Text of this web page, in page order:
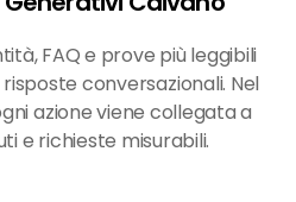
FAQ e prove più leggibili
conversazionali. Nel
azione viene collegata a
e richieste misurabili.